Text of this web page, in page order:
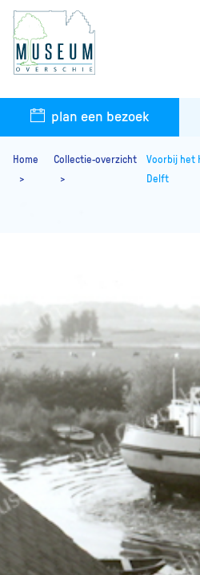
plan een bezoek
Home Collectie-overzicht
Voorbij het
Delft